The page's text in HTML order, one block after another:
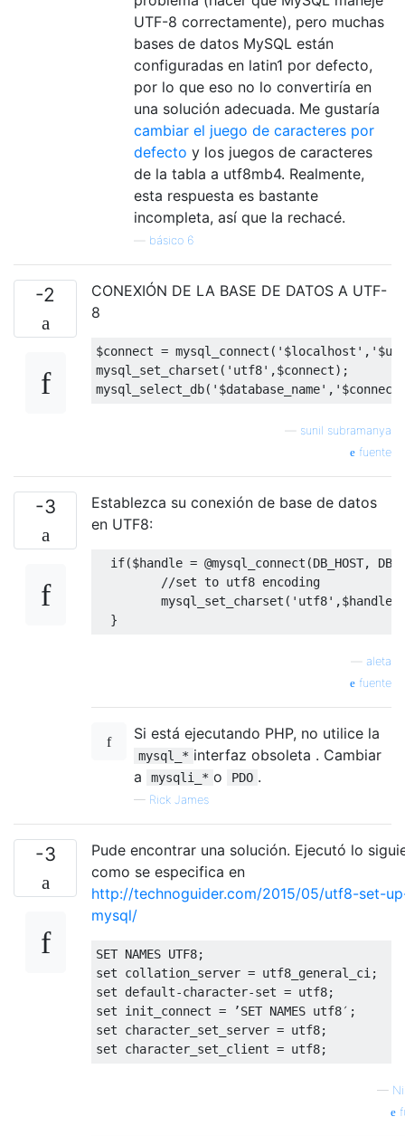
UTF-8 correctamente), pero muchas
bases de datos MySQL están
configuradas en latin1 por defecto,
por lo que eso no lo convertiría en
una solución adecuada. Me gustaría
cambiar el juego de caracteres por
defecto y los juegos de caracteres
de la tabla a utf8mb4. Realmente,
esta respuesta es bastante
incompleta, así que la rechacé.
básico 6
-2
CONEXIÓN DE LA BASE DE DATOS A UTF-
8
$connect = mysql_connect ( '$localhost' ,
mysql_set_charset ( 'utf8' ,$connect);
mysql_select_db( '$database_name' ,
sunil subramanya
fuente
-3
Establezca su conexión de base de datos
en UTF8:
if($handle = @mysql_connect (DB_HOST,
//set to utf8 encoding
         mysql_set_charset
( 'utf8' ,$handle
}
aleta
fuente
Si está ejecutando PHP, no utilice la
mysql_* interfaz obsoleta . Cambiar
a
mysqli_* o PDO .
— Rick James
-3
Pude encontrar una solución. Ejecutó lo
como se especifica en
http://technoguider.com/2015/05/utf8-set-
mysql/
SET NAMES UTF8;
set collation_server = utf8_general_ci ;
set default-character-set = utf8;
set init_connect = ’SET NAMES utf8′;
set character_set_server = utf8;
set character_set_client = utf8;
—